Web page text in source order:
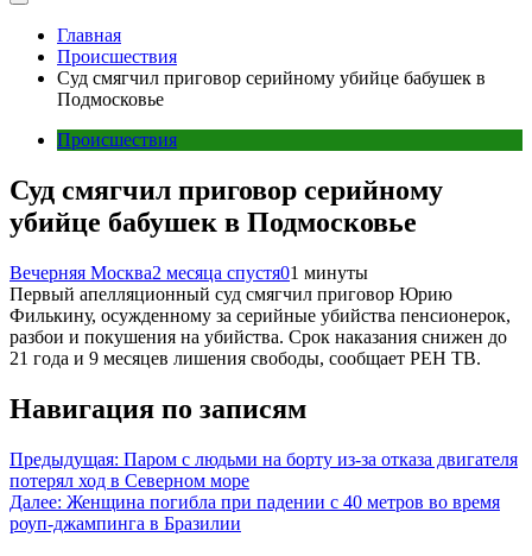
Главная
Происшествия
Суд смягчил приговор серийному убийце бабушек в
Подмосковье
Происшествия
Суд смягчил приговор серийному
убийце бабушек в Подмосковье
Вечерняя Москва2 месяца спустя01 минуты
Первый апелляционный суд смягчил приговор Юрию
Филькину, осужденному за серийные убийства пенсионерок,
разбои и покушения на убийства. Срок наказания снижен до
21 года и 9 месяцев лишения свободы, сообщает РЕН ТВ.
Навигация по записям
Предыдущая: Паром с людьми на борту из-за отказа двигателя
потерял ход в Северном море
Далее: Женщина погибла при падении с 40 метров во время
роуп-джампинга в Бразилии